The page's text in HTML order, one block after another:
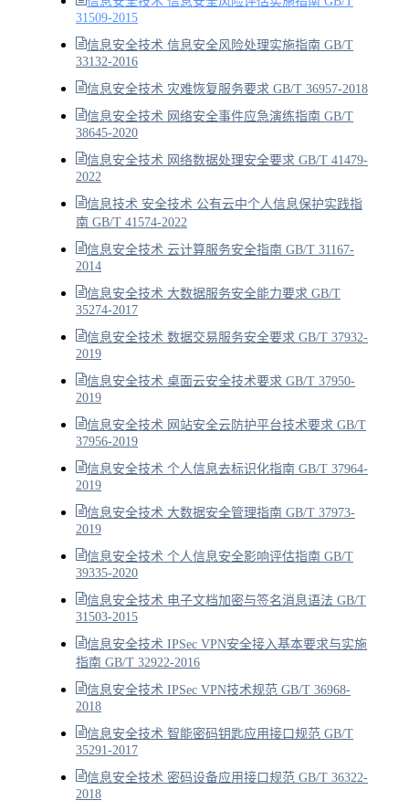
31509-2015
信息安全技术 信息安全风险处理实施指南 GB/T
33132-2016
信息安全技术 灾难恢复服务要求 GB/T 36957-2018
信息安全技术 网络安全事件应急演练指南 GB/T
38645-2020
信息安全技术 网络数据处理安全要求 GB/T 41479-
2022
信息技术 安全技术 公有云中个人信息保护实践指
南 GB/T 41574-2022
信息安全技术 云计算服务安全指南 GB/T 31167-
2014
信息安全技术 大数据服务安全能力要求 GB/T
35274-2017
信息安全技术 数据交易服务安全要求 GB/T 37932-
2019
信息安全技术 桌面云安全技术要求 GB/T 37950-
2019
信息安全技术 网站安全云防护平台技术要求 GB/T
37956-2019
信息安全技术 个人信息去标识化指南 GB/T 37964-
2019
信息安全技术 大数据安全管理指南 GB/T 37973-
2019
信息安全技术 个人信息安全影响评估指南 GB/T
39335-2020
信息安全技术 电子文档加密与签名消息语法 GB/T
31503-2015
信息安全技术 IPSec VPN安全接入基本要求与实施
指南 GB/T 32922-2016
信息安全技术 IPSec VPN技术规范 GB/T 36968-
2018
信息安全技术 智能密码钥匙应用接口规范 GB/T
35291-2017
信息安全技术 密码设备应用接口规范 GB/T 36322-
2018